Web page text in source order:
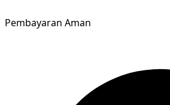
Pembayaran Aman